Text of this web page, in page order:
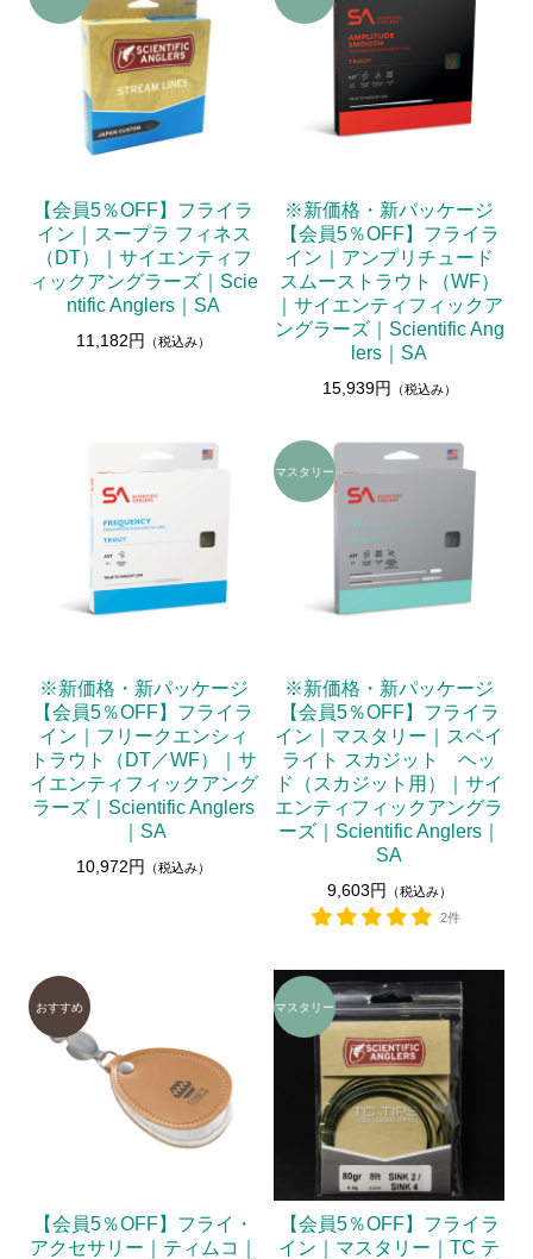
【会員5％OFF】フライラ
イン｜スープラ フィネス
（DT）｜サイエンティフ
ィックアングラーズ｜Scie
ntific Anglers｜SA
11,182円 （税込み）
※新価格・新パッケージ
【会員5％OFF】フライラ
イン｜アンプリチュード
スムーストラウト（WF）
｜サイエンティフィックア
ングラーズ｜Scientific Ang
lers｜SA
15,939円 （税込み）
※新価格・新パッケージ
【会員5％OFF】フライラ
イン｜フリークエンシィ
トラウト（DT／WF）｜サ
イエンティフィックアング
ラーズ｜Scientific Anglers
｜SA
10,972円 （税込み）
※新価格・新パッケージ
【会員5％OFF】フライラ
イン｜マスタリー｜スペイ
ライト スカジット ヘッ
ド（スカジット用）｜サイ
エンティフィックアングラ
ーズ｜Scientific Anglers｜
SA
9,603円 （税込み）
2件
【会員5％OFF】フライ・
アクセサリー｜ティムコ｜
【会員5％OFF】フライラ
イン｜マスタリー｜TC テ